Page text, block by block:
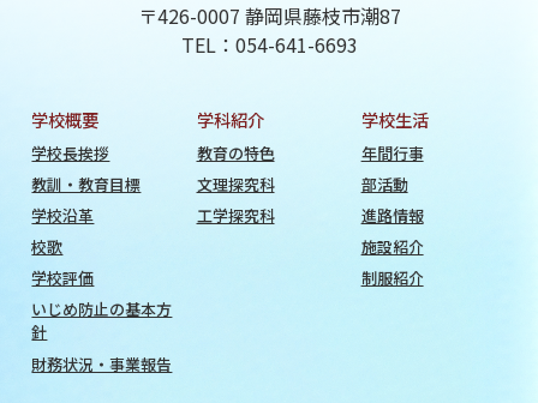
〒426-0007 静岡県藤枝市潮87
TEL：054-641-6693
学校概要
学校長挨拶
教訓・教育目標
学校沿革
校歌
学校評価
いじめ防止の基本方
針
財務状況・事業報告
学科紹介
教育の特色
文理探究科
工学探究科
学校生活
年間行事
部活動
進路情報
施設紹介
制服紹介